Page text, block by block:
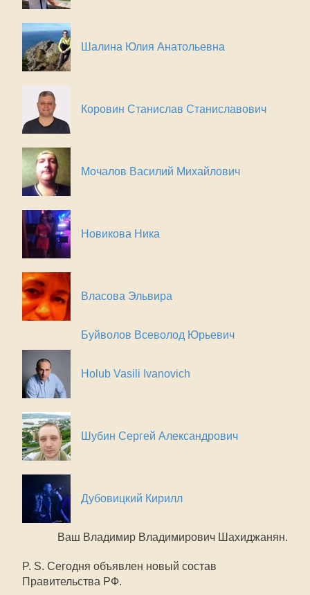
Шалина Юлия Анатольевна
Коровин Станислав Станиславович
Мочалов Василий Михайлович
Новикова Ника
Власова Эльвира
Буйволов Всеволод Юрьевич
Holub Vasili Ivanovich
Шубин Сергей Александрович
Дубовицкий Кирилл
Ваш Владимир Владимирович Шахиджанян.
P. S. Сегодня объявлен новый состав
Правительства РФ.